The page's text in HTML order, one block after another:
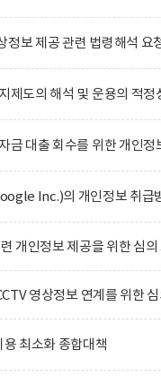
정보 제공 관련 법령해석 요
제도의 해석 및 운용의 적정
금 대출 회수를 위한 개인정
Inc.)의 개인정보 취급
개인정보 제공을 위한 심의
영상정보 연계를 위한
최소화 종합대책